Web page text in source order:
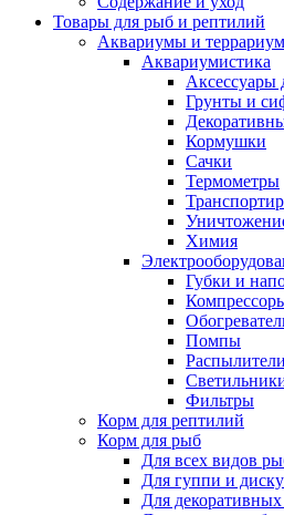
Товары для рыб и рептилий
Аквариумы и
Аквариумистика
Аксессуары
Грунты и
Кормушки
Сачки
Термометры
Химия
Губки и
Помпы
Распылители
Фильтры
Корм для рептилий
Корм для рыб
Для всех видов
Для гуппи и
Для